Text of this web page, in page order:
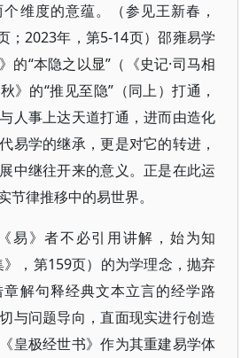
维度的意蕴。（参见王新春，
；2023年，第5-14页）邵雍易学
的“本隐之以显”（《史记·司马相
》的“推见至隐”（同上）打通，
人事上达天道打通，进而由造化
易学的继承，更是对它的转进，
中继往开来的意义。正是在此运
节律推移中的易世界。
易》者不必引用讲解，始为知
》，第159页）的为学理念，抛弃
解句释经典文本立言的经学路
与问题导向，直面现实进行创造
皇极经世书》作为其重建易学体